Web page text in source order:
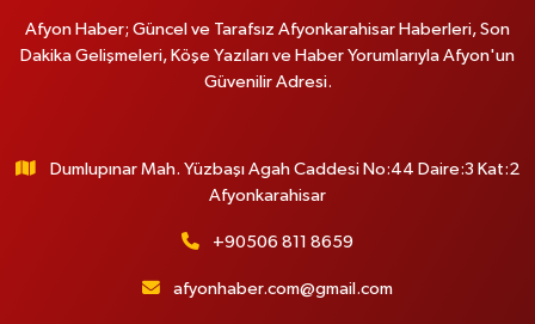
Afyon Haber; Güncel ve Tarafsız Afyonkarahisar Haberleri, Son
Dakika Gelişmeleri, Köşe Yazıları ve Haber Yorumlarıyla Afyon'un
Güvenilir Adresi.
Dumlupınar Mah. Yüzbaşı Agah Caddesi No:44 Daire:3 Kat:2
Afyonkarahisar
+90506 811 8659
afyonhaber.com@gmail.com